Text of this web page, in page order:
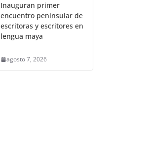
Inauguran primer
encuentro peninsular de
escritoras y escritores en
lengua maya
agosto 7, 2026